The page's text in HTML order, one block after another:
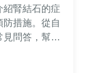
紹腎結石的症
措施。從自
問答，幫助